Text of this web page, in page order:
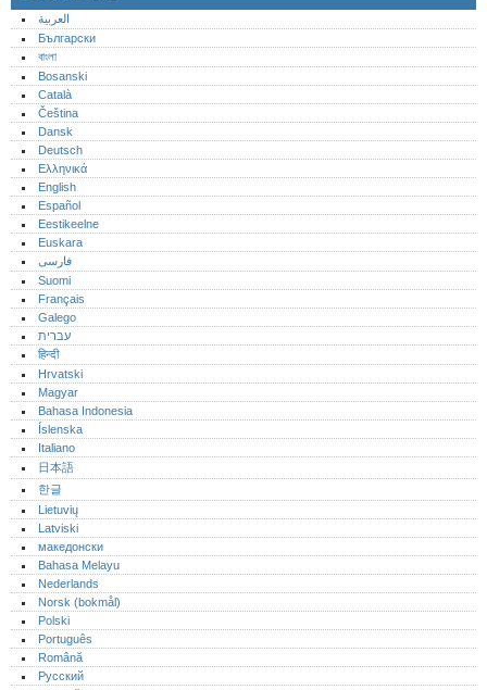
العربية
Български
বাংলা
Bosanski
Català
Čeština
Dansk
Deutsch
Ελληνικά
English
Español
Eestikeelne
Euskara
فارسی
Suomi
Français
Galego
עברית
हिन्दी
Hrvatski
Magyar
Bahasa Indonesia
Íslenska
Italiano
日本語
한글
Lietuvių
Latviski
македонски
Bahasa Melayu
Nederlands
Norsk (bokmål)‎
Polski
Português‎
Română
Русский